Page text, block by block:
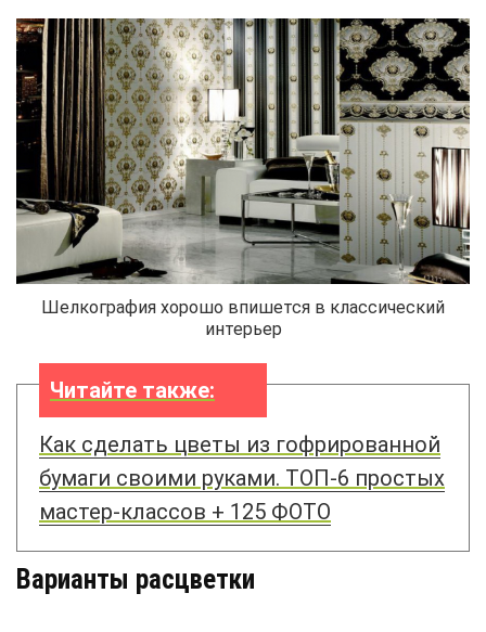
Шелкография хорошо впишется в классический
интерьер
Читайте также:
Как сделать цветы из гофрированной
бумаги своими руками. ТОП-6 простых
мастер-классов + 125 ФОТО
Варианты расцветки